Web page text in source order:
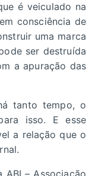
é veiculado na
consciência de
uma marca
ser destruída
a apuração das
tanto tempo, o
isso. E esse
a relação que o